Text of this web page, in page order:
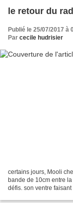
le retour du
Publié le 25/07/2017 à
Par cecile hudrisier
certains jours, Mooli
bande de 10cm entre
défis. son ventre